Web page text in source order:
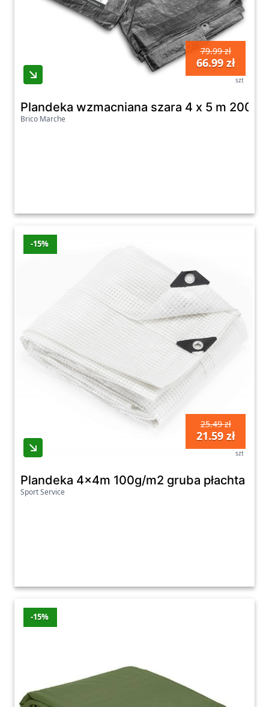
79.99 zł
66.99 zł
szt
Plandeka wzmacniana szara 4 x 5 m 200
Brico Marche
-15%
25.49 zł
21.59 zł
szt
Plandeka 4x4m 100g/m2 gruba płachta
Sport Service
-15%